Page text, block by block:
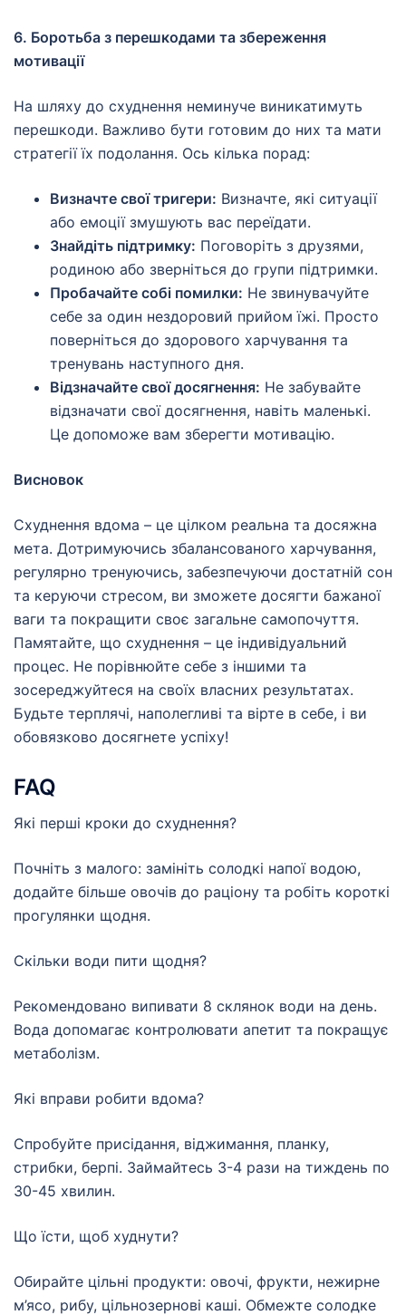
6. Боротьба з перешкодами та збереження
мотивації
На шляху до схуднення неминуче виникатимуть
перешкоди. Важливо бути готовим до них та мати
стратегії їх подолання. Ось кілька порад:
Визначте свої тригери: Визначте, які ситуації
або емоції змушують вас переїдати.
Знайдіть підтримку: Поговоріть з друзями,
родиною або зверніться до групи підтримки.
Пробачайте собі помилки: Не звинувачуйте
себе за один нездоровий прийом їжі. Просто
поверніться до здорового харчування та
тренувань наступного дня.
Відзначайте свої досягнення: Не забувайте
відзначати свої досягнення, навіть маленькі.
Це допоможе вам зберегти мотивацію.
Висновок
Схуднення вдома – це цілком реальна та досяжна
мета. Дотримуючись збалансованого харчування,
регулярно тренуючись, забезпечуючи достатній сон
та керуючи стресом, ви зможете досягти бажаної
ваги та покращити своє загальне самопочуття.
Памятайте, що схуднення – це індивідуальний
процес. Не порівнюйте себе з іншими та
зосереджуйтеся на своїх власних результатах.
Будьте терплячі, наполегливі та вірте в себе, і ви
обовязково досягнете успіху!
FAQ
Які перші кроки до схуднення?
Почніть з малого: замініть солодкі напої водою,
додайте більше овочів до раціону та робіть короткі
прогулянки щодня.
Скільки води пити щодня?
Рекомендовано випивати 8 склянок води на день.
Вода допомагає контролювати апетит та покращує
метаболізм.
Які вправи робити вдома?
Спробуйте присідання, віджимання, планку,
стрибки, берпі. Займайтесь 3-4 рази на тиждень по
30-45 хвилин.
Що їсти, щоб худнути?
Обирайте цільні продукти: овочі, фрукти, нежирне
м’ясо, рибу, цільнозернові каші. Обмежте солодке